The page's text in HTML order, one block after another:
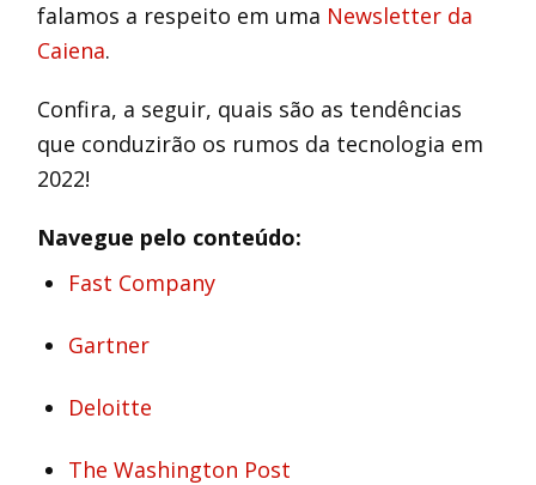
falamos a respeito em uma Newsletter da
Caiena.
Confira, a seguir, quais são as tendências
que conduzirão os rumos da tecnologia em
2022!
Navegue pelo conteúdo:
Fast Company
Gartner
Deloitte
The Washington Post